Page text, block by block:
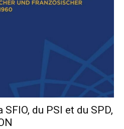
du PSI et du SPD,